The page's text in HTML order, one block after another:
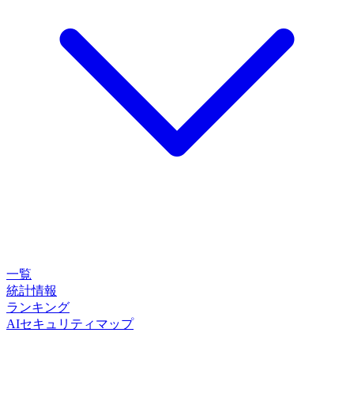
一覧
統計情報
ランキング
AIセキュリティマップ